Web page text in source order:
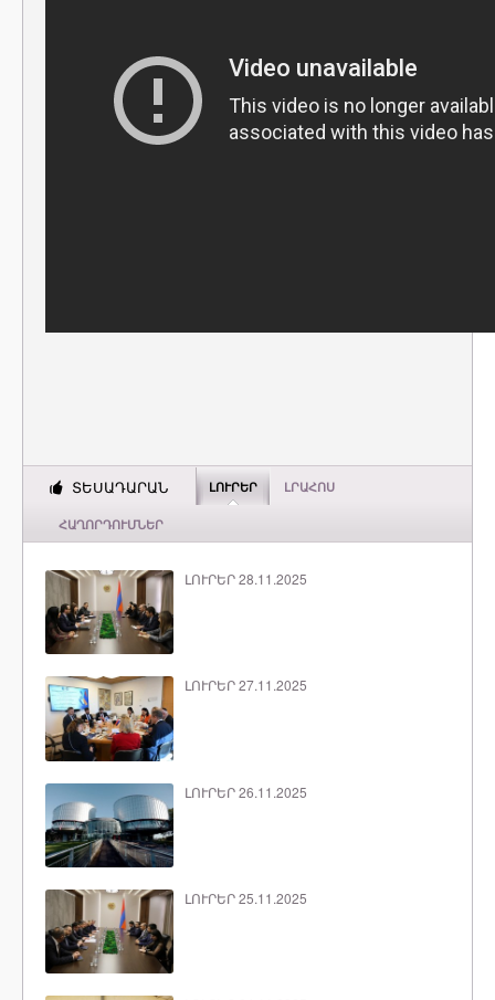
ՏԵՍԱԴԱՐԱՆ ԼՈՒՐԵՐ ԼՐԱՀՈՍ
ՀԱՂՈՐԴՈՒՄՆԵՐ
ԼՈՒՐԵՐ 28.11.2025
ԼՈՒՐԵՐ 27.11.2025
ԼՈՒՐԵՐ 26.11.2025
ԼՈՒՐԵՐ 25.11.2025